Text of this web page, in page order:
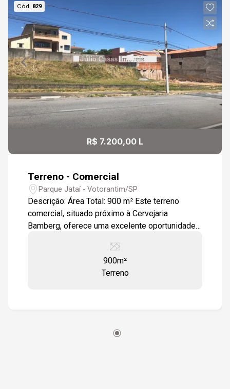
Cód. 829
R$ 7.200,00 L
Terreno - Comercial
Parque Jataí - Votorantim/SP
Descrição: Área Total: 900 m² Este terreno
comercial, situado próximo à Cervejaria
Bamberg, oferece uma excelente oportunidade
localização estratégica e ampla área disponível.
Estamos à disposição para te atender. Gostaria
de saber mais informações ou agendar uma
900m²
Terreno